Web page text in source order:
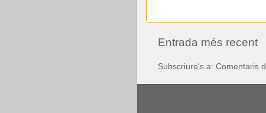
Entrada més recent
Subscriure's a: Comentaris